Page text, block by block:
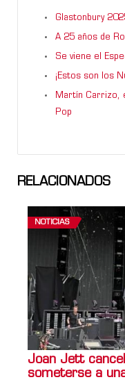
Glastonbury
A 25 años de
Se viene el
¡Estos son los
Martín Carrizo,
Pop
RELACIONADOS
NOTICIAS
Joan Jett
someterse a